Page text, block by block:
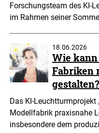
Forschungsteam des KI-
im Rahmen seiner
18.06.2026
Wie
Fabriken
gestalten?
Das KI-Leuchtturmprojekt
Modellfabrik praxisnahe
insbesondere dem